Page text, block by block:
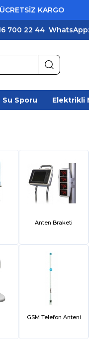
KARGO
700 22 44WhatsApp:
Su Sporu Elektrikli
Anten Braketi
GSM Telefon Anteni